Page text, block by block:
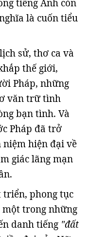
tiếng Anh còn
là cuốn tiểu
sử, thơ ca và
thế giới,
Pháp, những
văn trữ tình
bạn tình. Và
Pháp đã trở
hiện đại về
giác lãng mạn
triển, phong tục
một trong những
danh tiếng "đất